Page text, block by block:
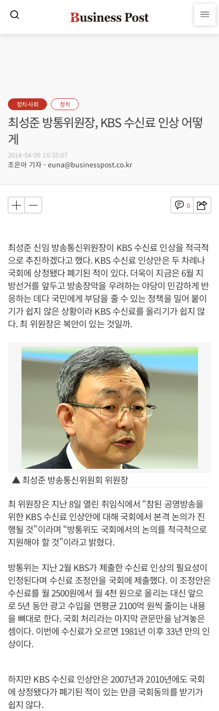
정치·사회 정치
최성준 방통위원장, KBS 수신료 인상 어떻
게
2014-04-09 16:35:07
조은아 기자 - euna@businesspost.co.kr
0
최성준 신임 방송통신위원장이 KBS 수신료 인상을 적극적
으로 추진하겠다고 했다. KBS 수신료 인상안은 두 차례나
국회에 상정됐다 폐기된 적이 있다. 더욱이 지금은 6월 지
방선거를 앞두고 방송장악을 우려하는 야당이 민감하게 반
응하는 데다 국민에게 부담을 줄 수 있는 정책을 밀어 붙이
기가 쉽지 않은 상황이라 KBS 수신료를 올리기가 쉽지 않
다. 최 위원장은 복안이 있는 것일까.
▲ 최성준 방송통신위원회 위원장
최 위원장은 지난 8일 열린 취임식에서 “참된 공영방송을
위한 KBS 수신료 인상안에 대해 국회에서 본격 논의가 진
행될 것”이라며 “방통위도 국회에서의 논의를 적극적으로
지원해야 할 것”이라고 밝혔다.
방통위는 지난 2월 KBS가 제출한 수신료 인상의 필요성이
인정된다며 수신료 조정안을 국회에 제출했다. 이 조정안은
수신료를 월 2500원에서 월 4천 원으로 올리는 대신 앞으
로 5년 동안 광고 수입을 연평균 2100억 원씩 줄이는 내용
을 뼈대로 한다. 국회 처리라는 마지막 관문만을 남겨놓은
셈이다. 이번에 수신료가 오르면 1981년 이후 33년 만의 인
상이다.
하지만 KBS 수신료 인상안은 2007년과 2010년에도 국회
에 상정됐다가 폐기된 적이 있는 만큼 국회동의를 받기가
쉽지 않다.